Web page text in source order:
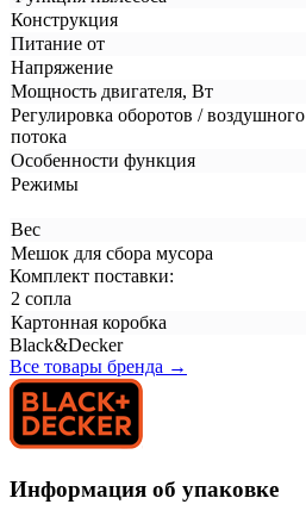
Конструкция
Питание от
Напряжение
Мощность двигателя, Вт
Регулировка оборотов / воздушного
потока
Особенности функция
Режимы
Вес
Мешок для сбора мусора
Комплект поставки:
2 сопла
Картонная коробка
Black&Decker
Все товары бренда →
Информация об упаковке